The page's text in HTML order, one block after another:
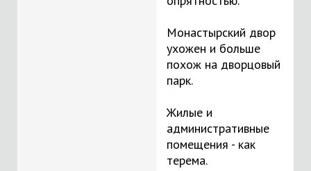
Монастырский двор
ухожен и больше
похож на дворцовый
парк.
Жилые и
административные
помещения - как
терема.